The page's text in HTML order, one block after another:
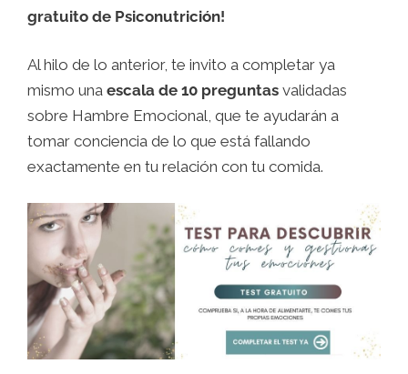
gratuito de Psiconutrición!
Al hilo de lo anterior, te invito a completar ya
mismo una escala de 10 preguntas validadas
sobre Hambre Emocional, que te ayudarán a
tomar conciencia de lo que está fallando
exactamente en tu relación con tu comida.